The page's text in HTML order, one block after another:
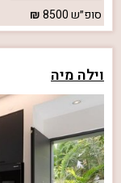
סופ״ש8500
וילה מיה